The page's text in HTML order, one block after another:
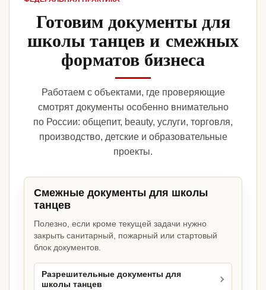
Готовим документы для
школы танцев и смежных
форматов бизнеса
Работаем с объектами, где проверяющие
смотрят документы особенно внимательно
по России: общепит, beauty, услуги, торговля,
производство, детские и образовательные
проекты.
Смежные документы для школы
танцев
Полезно, если кроме текущей задачи нужно
закрыть санитарный, пожарный или стартовый
блок документов.
Разрешительные документы для
школы танцев